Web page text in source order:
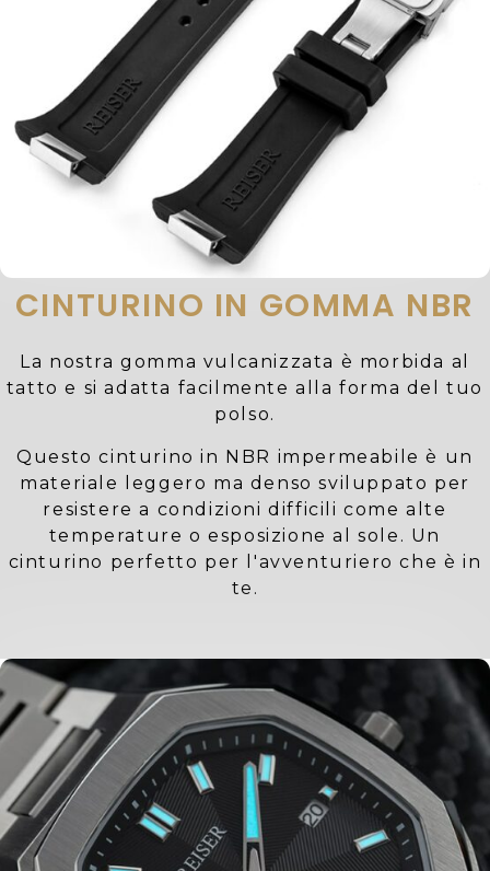
CINTURINO IN GOMMA NBR
La nostra gomma vulcanizzata è morbida al
tatto e si adatta facilmente alla forma del tuo
polso.
Questo cinturino in NBR impermeabile è un
materiale leggero ma denso sviluppato per
resistere a condizioni difficili come alte
temperature o esposizione al sole. Un
cinturino perfetto per l'avventuriero che è in
te.